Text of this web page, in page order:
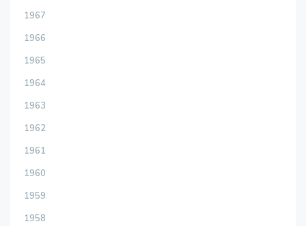
1967
1966
1965
1964
1963
1962
1961
1960
1959
1958